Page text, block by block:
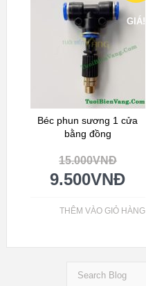
GIÁ!
Béc phun sương 1 cửa
bằng đồng
15.000VNĐ
9.500VNĐ
THÊM VÀO GIỎ HÀNG